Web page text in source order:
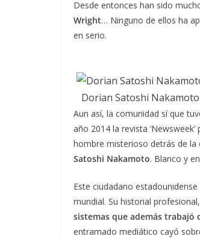
Desde entonces han sido
Wright… Ninguno de ellos ha
en serio.
Dorian Satoshi
Aun así, la comunidad sí que
año 2014 la revista
hombre misterioso detrás de la
Satoshi Nakamoto. Blanco y
Este ciudadano
mundial. Su historial
sistemas que además trabajó
entramado mediático cayó